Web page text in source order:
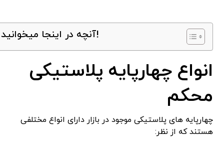
آنچه در اینجا میخوانید!
انواع چهارپایه پلاستیکی
محکم
چهارپایه های پلاستیکی موجود در بازار دارای انواع مختلفی
هستند که از نظر: